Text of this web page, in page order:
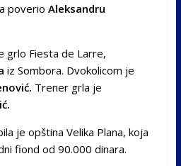
poverio Aleksandru
grlo Fiesta de Larre,
iz Sombora. Dvokolicom je
Trener grla je
je opština Velika Plana, koja
fiond od 90.000 dinara.